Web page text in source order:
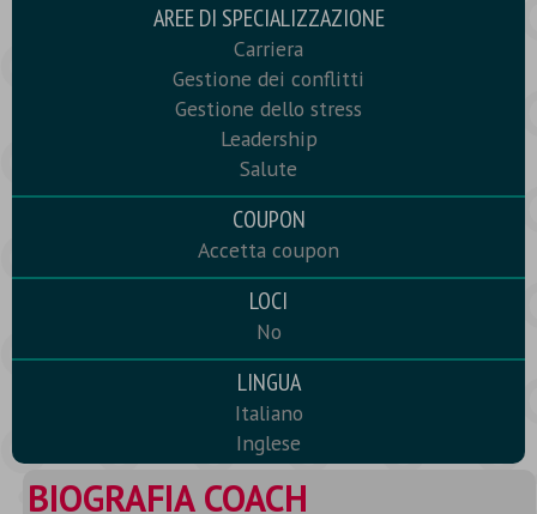
AREE DI SPECIALIZZAZIONE
Carriera
Gestione dei conflitti
Gestione dello stress
Leadership
Salute
COUPON
Accetta coupon
LOCI
No
LINGUA
Italiano
Inglese
BIOGRAFIA COACH